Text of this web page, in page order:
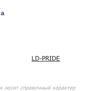
LD-PRIDE
носит справочный характер